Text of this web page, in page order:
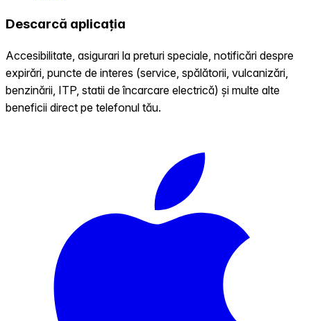
Descarcă aplicația
Accesibilitate, asigurari la preturi speciale, notificări despre
expirări, puncte de interes (service, spălătorii, vulcanizări,
benzinării, ITP, statii de încarcare electrică) și multe alte
beneficii direct pe telefonul tău.